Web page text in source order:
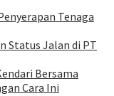
Tenaga
Status Jalan di PT
Bersama
Cara Ini